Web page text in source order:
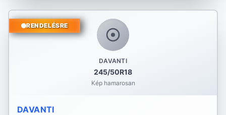
DAVANTI
245/50R18
Kép hamarosan
RENDELÉSRE
DAVANTI